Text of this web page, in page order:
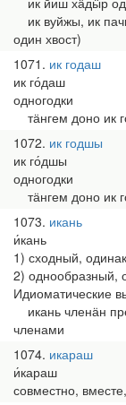
ик вуйжы, ик
один хвост)
1071 ик годаш
ик го́даш
одногодки
тӓнгем доно ик
1072 ик годшы
ик го́дшы
одногодки
тӓнгем доно ик
1073 икань
и́кань
1) сходный,
2) однообразный,
Идиоматические
икань членӓн
членами
1074 икараш
и́караш
совместно,